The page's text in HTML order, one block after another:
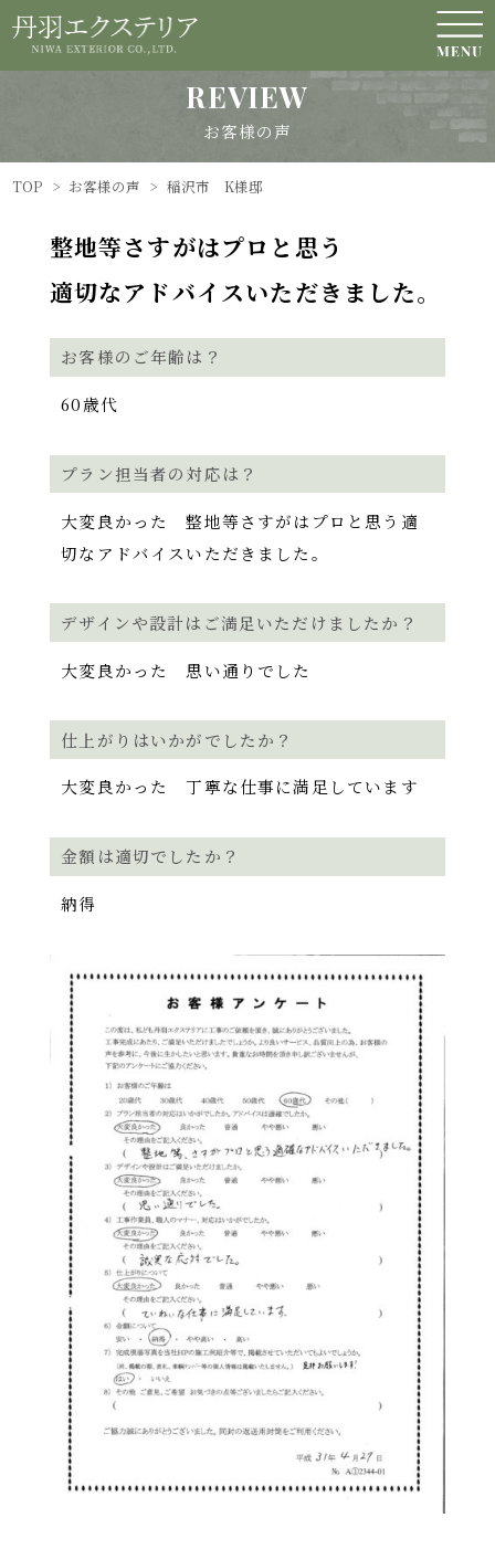
REVIEW
お客様の声
TOP > お客様の声 > 稲沢市 K様邸
整地等さすがはプロと思う
適切なアドバイスいただきました。
お客様のご年齢は？
60歳代
プラン担当者の対応は？
大変良かった 整地等さすがはプロと思う適
切なアドバイスいただきました。
デザインや設計はご満足いただけましたか？
大変良かった 思い通りでした
仕上がりはいかがでしたか？
大変良かった 丁寧な仕事に満足しています
金額は適切でしたか？
納得